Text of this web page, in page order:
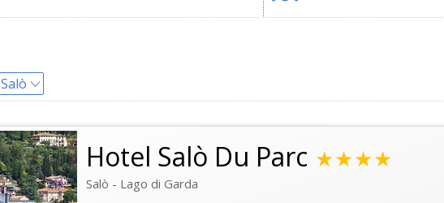
Salò
Hotel Salò Du Parc ★★★★
Salò - Lago di Garda